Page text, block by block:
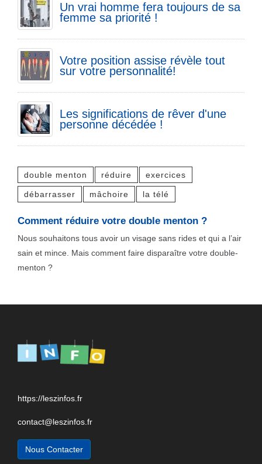
Un vrai homme fera toujours de sa
femme sa priorité !
Votre position assise révèle tout
sur votre personnalité!
Les significations de rêver d'une
personne décédée !
double menton réduire exercices
débarrasser mâchoire la télé
Comment réduire votre double menton ?
Nous souhaitons tous avoir un visage sans rides et qui a l’air
sain et mince. Mais comment faire disparaître votre double-
menton ?
https://leszinfos.fr
contact@leszinfos.fr
Nous Contacter